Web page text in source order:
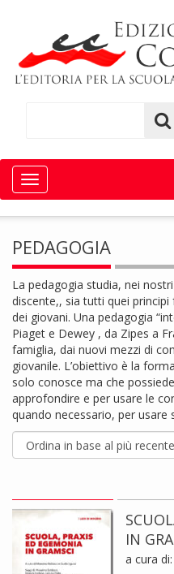
Toggle
navigation
PEDAGOGIA
La pedagogia studia, nei
discente,, sia tutti quei
dei giovani. Una pedagogia
Piaget e Dewey , da Zipes a
famiglia, dai nuovi mezzi di
giovanile. L’obiettivo è la
solo conosce ma che
approfondire e per usare le
quando necessario, per usare
IN
a cura di: